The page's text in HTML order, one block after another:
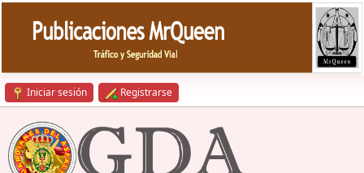
Iniciar sesión Registrarse